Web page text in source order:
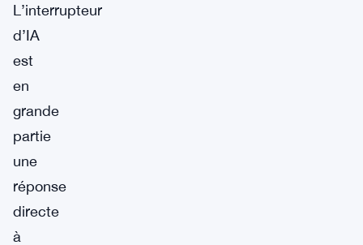
L’interrupteur
d’IA
est
en
grande
partie
une
réponse
directe
à